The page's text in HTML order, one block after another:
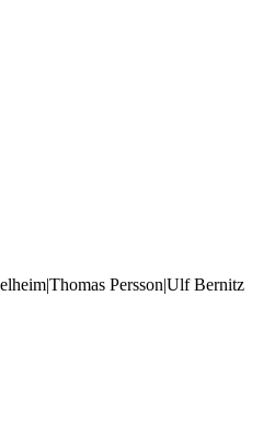
Persson|Ulf Bernitz